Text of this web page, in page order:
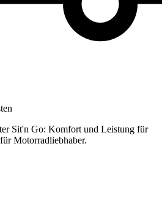
Sit'n Go: Komfort und Leistung für
Motorradliebhaber.